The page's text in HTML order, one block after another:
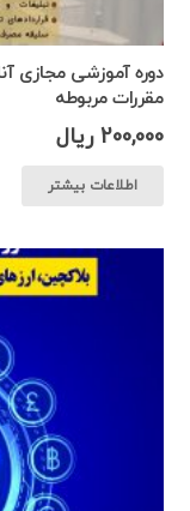
دوره آموزشی مجازی
مقررات مربوطه
200,000 ریال
اطلاعات بیشتر